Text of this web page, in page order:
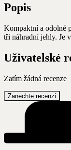
Popis
Kompaktní a odolné
tři náhradní jehly. Je
Uživatelské
Zatím žádná recenze
Zanechte recenzi